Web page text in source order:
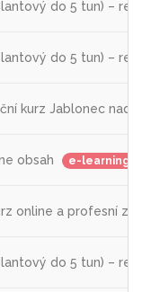
do 5 tun) –
do 5 tun) –
kurz Jablonec nad
obsah e-learning
online a profesní
do 5 tun) –